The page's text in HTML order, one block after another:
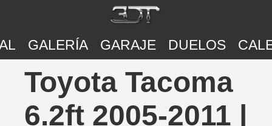
GALERÍA GARAJE DUELOS
Toyota Tacoma
6.2ft 2005-2011 |